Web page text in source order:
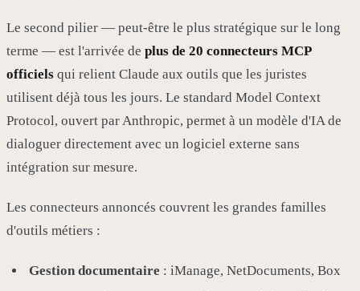
Le second pilier — peut-être le plus stratégique sur le long
terme — est l'arrivée de plus de 20 connecteurs MCP
officiels qui relient Claude aux outils que les juristes
utilisent déjà tous les jours. Le standard Model Context
Protocol, ouvert par Anthropic, permet à un modèle d'IA de
dialoguer directement avec un logiciel externe sans
intégration sur mesure.
Les connecteurs annoncés couvrent les grandes familles
d'outils métiers :
Gestion documentaire : iManage, NetDocuments, Box